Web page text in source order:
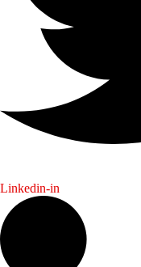
Linkedin-in